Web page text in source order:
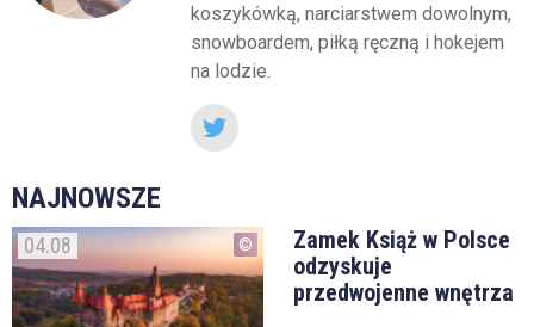
koszykówką, narciarstwem dowolnym,
snowboardem, piłką ręczną i hokejem
na lodzie.
NAJNOWSZE
04.08
Zamek Książ w Polsce
odzyskuje
przedwojenne wnętrza